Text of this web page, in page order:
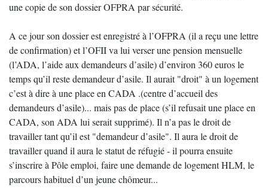
une copie de son dossier OFPRA par sécurité.
A ce jour son dossier est enregistré à l’OFPRA (il a reçu une lettre
de confirmation) et l’OFII va lui verser une pension mensuelle
(l’ADA, l’aide aux demandeurs d’asile) d’environ 360 euros le
temps qu’il reste demandeur d’asile. Il aurait "droit" à un logement
c’est à dire à une place en CADA .(centre d’accueil des
demandeurs d’asile)... mais pas de place (s’il refusait une place en
CADA, son ADA lui serait supprimé). Il n’a pas le droit de
travailler tant qu’il est "demandeur d’asile". Il aura le droit de
travailler quand il aura le statut de réfugié - il pourra ensuite
s’inscrire à Pôle emploi, faire une demande de logement HLM, le
parcours habituel d’un jeune chômeur...